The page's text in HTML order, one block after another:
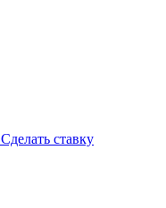
Сделать ставку